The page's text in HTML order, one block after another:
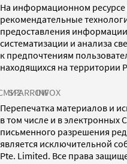
На информационном
рекомендательные
предоставления
систематизации и анализа
к предпочтениям
находящихся на территории
SPARROWINFOX
Перепечатка материалов и
в том числе и в
письменного разрешения
является исключительной
Pte. Limited. Все права